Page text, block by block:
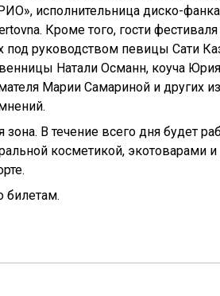
исполнительница диско-
Кроме того, гости
под руководством певицы Сати
Натали Османн, коуча
Марии Самариной и других
В течение всего дня будет
косметикой, экотоварами
билетам.